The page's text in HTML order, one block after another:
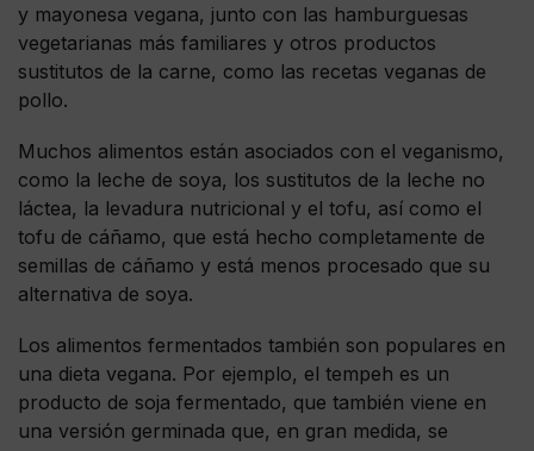
y mayonesa vegana, junto con las hamburguesas
vegetarianas más familiares y otros productos
sustitutos de la carne, como las recetas veganas de
pollo.
Muchos alimentos están asociados con el veganismo,
como la leche de soya, los sustitutos de la leche no
láctea, la levadura nutricional y el tofu, así como el
tofu de cáñamo, que está hecho completamente de
semillas de cáñamo y está menos procesado que su
alternativa de soya.
Los alimentos fermentados también son populares en
una dieta vegana. Por ejemplo, el tempeh es un
producto de soja fermentado, que también viene en
una versión germinada que, en gran medida, se